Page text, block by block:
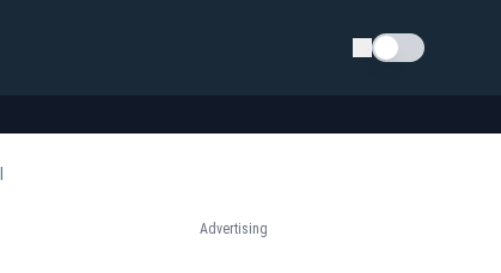
Schimba tema
Advertising